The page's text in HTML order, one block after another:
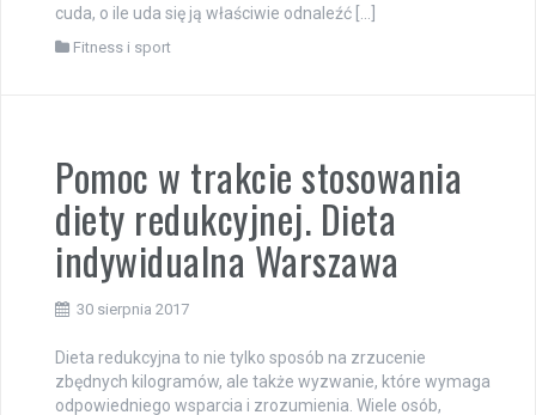
cuda, o ile uda się ją właściwie odnaleźć […]
Fitness i sport
Pomoc w trakcie stosowania
diety redukcyjnej. Dieta
indywidualna Warszawa
30 sierpnia 2017
Dieta redukcyjna to nie tylko sposób na zrzucenie
zbędnych kilogramów, ale także wyzwanie, które wymaga
odpowiedniego wsparcia i zrozumienia. Wiele osób,